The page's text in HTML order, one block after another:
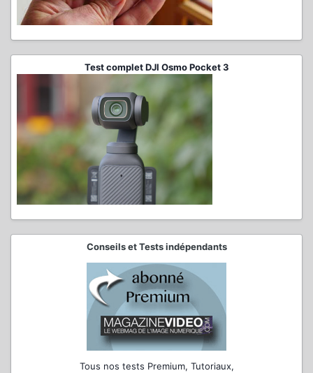
Test complet DJI Osmo Pocket 3
Conseils et Tests indépendants
Tous nos tests Premium, Tutoriaux,